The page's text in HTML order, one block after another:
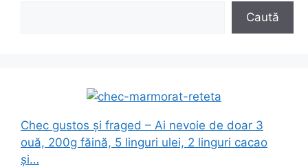
Caută
Chec gustos și fraged – Ai nevoie de doar 3
ouă, 200g făină, 5 linguri ulei, 2 linguri cacao
și…